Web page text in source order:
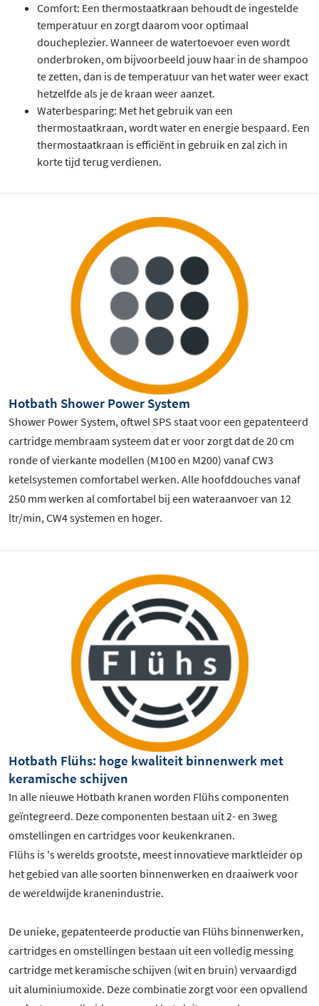
Comfort: Een thermostaatkraan behoudt de ingestelde
temperatuur en zorgt daarom voor optimaal
doucheplezier. Wanneer de watertoevoer even wordt
onderbroken, om bijvoorbeeld jouw haar in de shampoo
te zetten, dan is de temperatuur van het water weer exact
hetzelfde als je de kraan weer aanzet.
Waterbesparing: Met het gebruik van een
thermostaatkraan, wordt water en energie bespaard. Een
thermostaatkraan is efficiënt in gebruik en zal zich in
korte tijd terug verdienen.
Hotbath Shower Power System
Shower Power System, oftwel SPS staat voor een gepatenteerd
cartridge membraam systeem dat er voor zorgt dat de 20 cm
ronde of vierkante modellen (M100 en M200) vanaf CW3
ketelsystemen comfortabel werken. Alle hoofddouches vanaf
250 mm werken al comfortabel bij een wateraanvoer van 12
ltr/min, CW4 systemen en hoger.
Hotbath Flühs: hoge kwaliteit binnenwerk met
keramische schijven
In alle nieuwe Hotbath kranen worden Flühs componenten
geïntegreerd. Deze componenten bestaan uit 2- en 3weg
omstellingen en cartridges voor keukenkranen.
Flühs is 's werelds grootste, meest innovatieve marktleider op
het gebied van alle soorten binnenwerken en draaiwerk voor
de wereldwijde kranenindustrie.
De unieke, gepatenteerde productie van Flühs binnenwerken,
cartridges en omstellingen bestaan uit een volledig messing
cartridge met keramische schijven (wit en bruin) vervaardigd
uit aluminiumoxide. Deze combinatie zorgt voor een opvallend